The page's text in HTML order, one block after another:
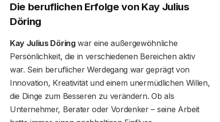
Die beruflichen Erfolge von Kay Julius
Döring
Kay Julius Döringwar eine außergewöhnliche
Persönlichkeit, die in verschiedenen Bereichen aktiv
war. Sein beruflicher Werdegang war geprägt von
Innovation, Kreativität und einem unermüdlichen Willen,
die Dinge zum Besseren zu verändern. Ob als
Unternehmer, Berater oder Vordenker – seine Arbeit